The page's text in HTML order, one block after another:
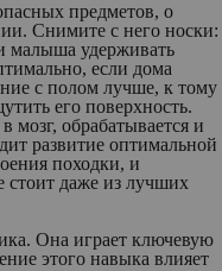
предметов, о
Снимите с него носки:
малыша удерживать
если дома
с полом лучше, к тому
его поверхность.
мозг, обрабатывается и
развитие оптимальной
походки, и
стоит даже из лучших
Она играет ключевую
этого навыка влияет